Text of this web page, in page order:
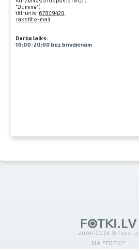
"Damme")
tālrunis: 67809420
rakstīt e-mail
Darba laiks:
10:00-20:00 bez brīvdienām
2000-2026 © Fotki.lv
SIA "FOTKI"